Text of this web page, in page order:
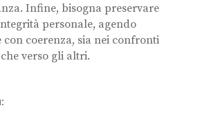
Infine, bisogna preservare
personale, agendo
con coerenza, sia nei confronti
che verso gli altri.